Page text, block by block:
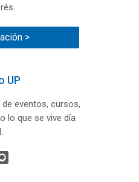
>
UP
eventos, cursos,
lo que se vive día